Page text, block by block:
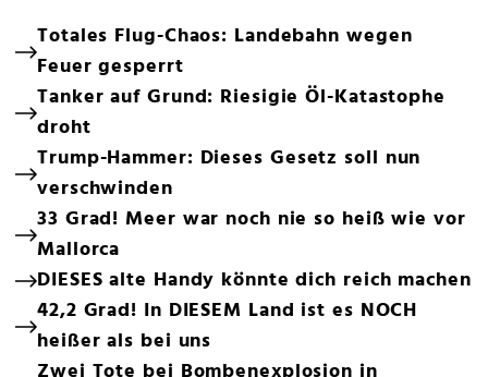
Totales Flug-Chaos: Landebahn wegen
Feuer gesperrt
Tanker auf Grund: Riesigie Öl-Katastophe
droht
Trump-Hammer: Dieses Gesetz soll nun
verschwinden
33 Grad! Meer war noch nie so heiß wie vor
Mallorca
DIESES alte Handy könnte dich reich machen
42,2 Grad! In DIESEM Land ist es NOCH
heißer als bei uns